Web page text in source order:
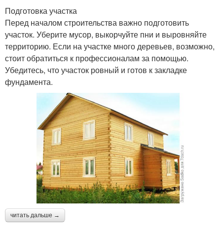
Подготовка участка
Перед началом строительства важно подготовить
участок. Уберите мусор, выкорчуйте пни и выровняйте
территорию. Если на участке много деревьев, возможно,
стоит обратиться к профессионалам за помощью.
Убедитесь, что участок ровный и готов к закладке
фундамента.
читать дальше →